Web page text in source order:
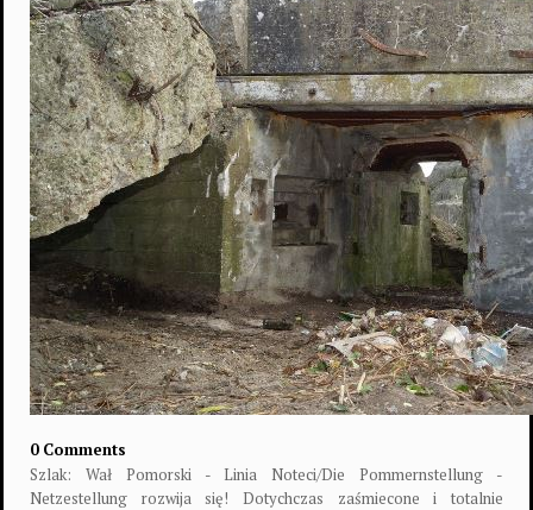
0 Comments
Szlak: Wał Pomorski - Linia Noteci/Die Pommernstellung -
Netzestellung rozwija się! Dotychczas zaśmiecone i totalnie